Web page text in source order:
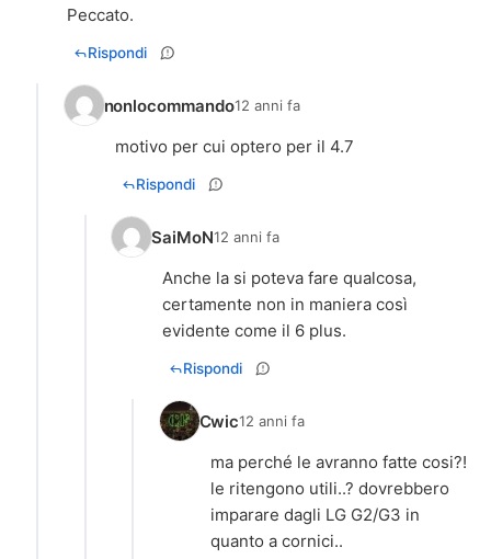
Peccato.
Rispondi
nonlocommando12 anni fa
motivo per cui optero per il 4.7
Rispondi
SaiMoN12 anni fa
Anche la si poteva fare qualcosa,
certamente non in maniera così
evidente come il 6 plus.
Rispondi
Cwic12 anni fa
ma perché le avranno fatte cosi?!
le ritengono utili..? dovrebbero
imparare dagli LG G2/G3 in
quanto a cornici..